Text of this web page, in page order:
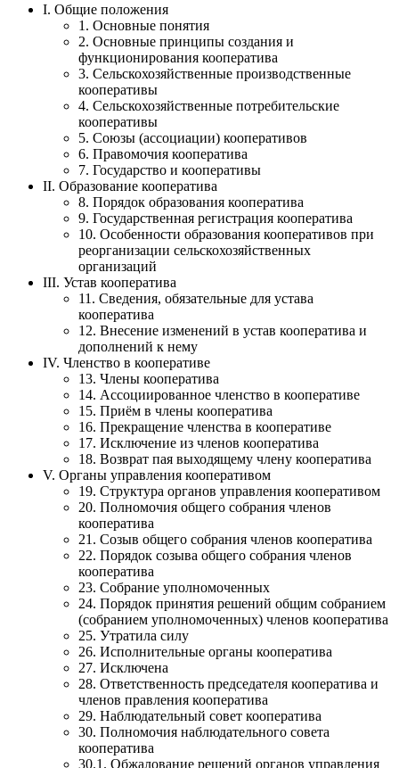
I. Общие положения
1. Основные понятия
2. Основные принципы создания и
функционирования кооператива
3. Сельскохозяйственные производственные
кооперативы
4. Сельскохозяйственные потребительские
кооперативы
5. Союзы (ассоциации) кооперативов
6. Правомочия кооператива
7. Государство и кооперативы
II. Образование кооператива
8. Порядок образования кооператива
9. Государственная регистрация кооператива
10. Особенности образования кооперативов при
реорганизации сельскохозяйственных
организаций
III. Устав кооператива
11. Сведения, обязательные для устава
кооператива
12. Внесение изменений в устав кооператива и
дополнений к нему
IV. Членство в кооперативе
13. Члены кооператива
14. Ассоциированное членство в кооперативе
15. Приём в члены кооператива
16. Прекращение членства в кооперативе
17. Исключение из членов кооператива
18. Возврат пая выходящему члену кооператива
V. Органы управления кооперативом
19. Структура органов управления кооперативом
20. Полномочия общего собрания членов
кооператива
21. Созыв общего собрания членов кооператива
22. Порядок созыва общего собрания членов
кооператива
23. Собрание уполномоченных
24. Порядок принятия решений общим собранием
(собранием уполномоченных) членов кооператива
25. Утратила силу
26. Исполнительные органы кооператива
27. Исключена
28. Ответственность председателя кооператива и
членов правления кооператива
29. Наблюдательный совет кооператива
30. Полномочия наблюдательного совета
кооператива
30.1. Обжалование решений органов управления